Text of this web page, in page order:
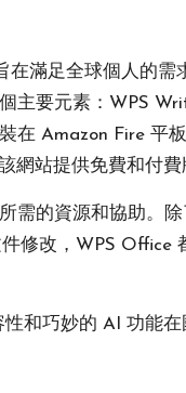
滿足全球個人的需
主要元素：WPS
在 Amazon Fire 平
網站提供免費和付費
需的資源和協助。
修改，WPS Office
和巧妙的 AI 功能